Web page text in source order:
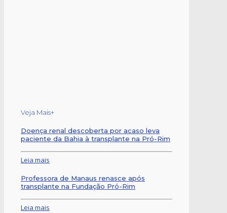
Veja Mais+
Doença renal descoberta por acaso leva
paciente da Bahia à transplante na Pró-Rim
Leia mais
Professora de Manaus renasce após
transplante na Fundação Pró-Rim
Leia mais